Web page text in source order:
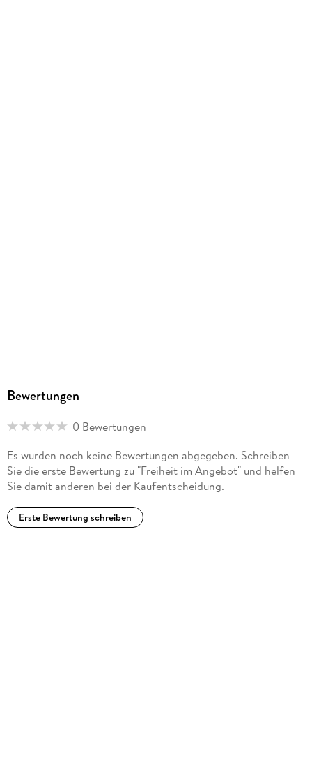
Bewertungen
0 Bewertungen
Es wurden noch keine Bewertungen abgegeben. Schreiben
Sie die erste Bewertung zu "Freiheit im Angebot" und helfen
Sie damit anderen bei der Kaufentscheidung.
Erste Bewertung schreiben